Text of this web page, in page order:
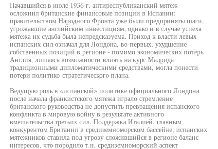
Начавшийся в июле 1936 г. антиреспубликанский мятеж
осложнил британские финансовые позиции в Испании:
правительством Народного Фронта уже были предприняты шаги,
угрожавшие английским инвестициям, однако и в случае успеха
мятежа их судьба была непредсказуема. Приход к власти левых
испанских сил означал для Лондона, во-первых, ухудшение
собственных позиций в регионе - помимо экономических потерь
Англия, лишаясь возможности влиять на курс Мадрида
традиционными дипломатическими средствами, могла понести
потери политико-стратегического плана.
Ведущую роль в «испанской» политике официального Лондона
после начала франкистского мятежа играло стремление
британского руководства не допустить превращения испанского
конфликта в мировую войну в результате активного
вмешательства третьих сил. Поддержка Италией, главным
конкурентом Британии в средиземноморском бассейне, испанских
мятежников ставила под угрозу сложившийся в регионе баланс
интересов, что породило т.н. средиземноморский аспект